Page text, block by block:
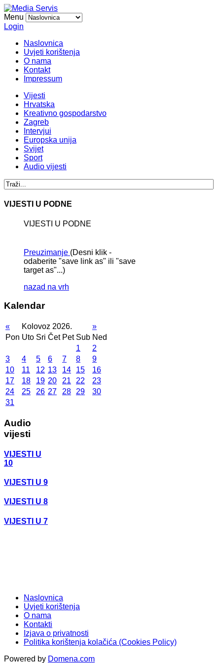
Menu
Login
Naslovnica
Uvjeti korištenja
O nama
Kontakt
Impressum
Vijesti
Hrvatska
Kreativno gospodarstvo
Zagreb
Intervjui
Europska unija
Svijet
Sport
Audio vijesti
VIJESTI U PODNE
VIJESTI U PODNE
Preuzimanje (Desni klik -
odaberite "save link as" ili "save
target as"...)
nazad na vrh
Kalendar
« Kolovoz 2026.
»
Pon Uto Sri Čet Pet Sub Ned
1
2
3
4 5 6 7 8
9
10
11 12 13 14 15
16
17
18 19 20 21 22
23
24
25 26 27 28 29
30
31
Audio
vijesti
VIJESTI U
10
VIJESTI U 9
VIJESTI U 8
VIJESTI U 7
Naslovnica
Uvjeti korištenja
O nama
Kontakti
Izjava o privatnosti
Politika korištenja kolačića (Cookies Policy)
Powered by Domena.com